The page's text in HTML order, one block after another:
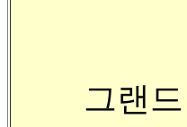
그랜